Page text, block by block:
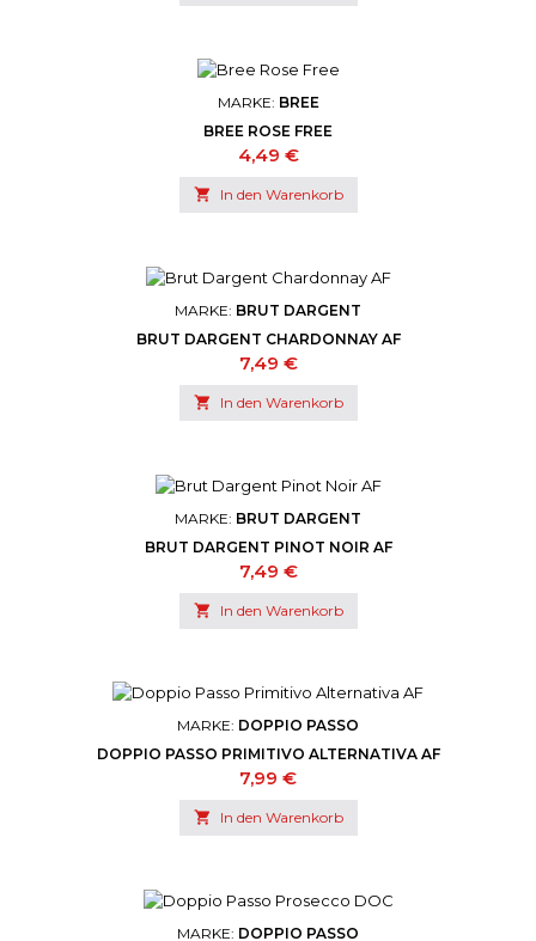
MARKE: BREE
BREE ROSE FREE
Preis
4,49 €
 In den Warenkorb
MARKE: BRUT DARGENT
BRUT DARGENT CHARDONNAY AF
Preis
7,49 €
 In den Warenkorb
MARKE: BRUT DARGENT
BRUT DARGENT PINOT NOIR AF
Preis
7,49 €
 In den Warenkorb
MARKE: DOPPIO PASSO
DOPPIO PASSO PRIMITIVO ALTERNATIVA AF
Preis
7,99 €
 In den Warenkorb
MARKE: DOPPIO PASSO